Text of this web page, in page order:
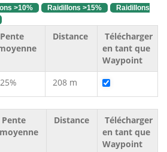
>10% Raidillons >15%
Raidillons
Pente
Distance
Télécharger
en tant que
Waypoint
25% 208 m
Pente
moyenne
Distance
Télécharger
en tant que
Waypoint